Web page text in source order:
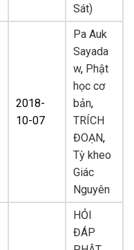
Sát)
2018-
10-07
Pa Auk
Sayada
w, Phật
học cơ
bản,
TRÍCH
ĐOẠN,
Tỳ kheo
Giác
Nguyên
HỎI
ĐÁP